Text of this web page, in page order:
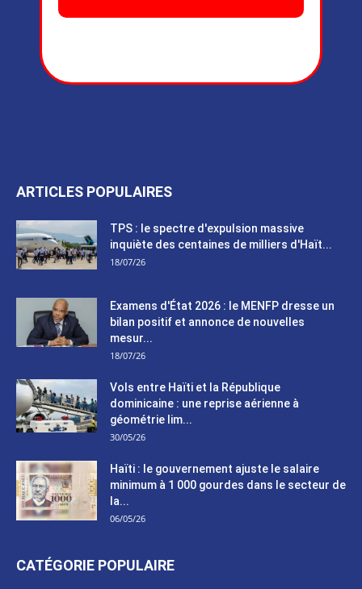
ARTICLES POPULAIRES
TPS : le spectre d'expulsion massive
inquiète des centaines de milliers d'Haït...
18/07/26
Examens d'État 2026 : le MENFP dresse un
bilan positif et annonce de nouvelles
mesur...
18/07/26
Vols entre Haïti et la République
dominicaine : une reprise aérienne à
géométrie lim...
30/05/26
Haïti : le gouvernement ajuste le salaire
minimum à 1 000 gourdes dans le secteur de
la...
06/05/26
CATÉGORIE POPULAIRE